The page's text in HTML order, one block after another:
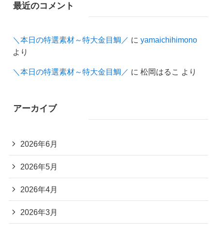
最近のコメント
＼本日の特選素材～特大金目鯛／ に yamaichihimono
より
＼本日の特選素材～特大金目鯛／ に 松岡はるこ より
アーカイブ
2026年6月
2026年5月
2026年4月
2026年3月